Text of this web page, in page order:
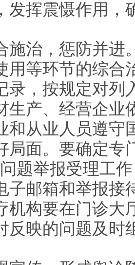
发挥震慑作用，
施治，惩防并
用等环节的综合
录，按规定对列
生产、经营企业
和从业人员遵守
局面。要确定专
题举报受理工
子邮箱和举报接
机构要在门诊大
反映的问题及时